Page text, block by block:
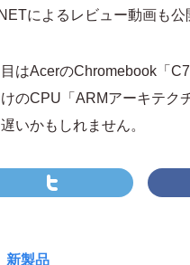
によるレビュー動画も公
目はAcerのChromebook「
のCPU「ARMアーキテク
いかもしれません。
新製品